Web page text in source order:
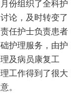
份组织了全科护
论，及时转变了
任护士负责患者
护理服务，由护
及病员康复工
工作得到了很大
。